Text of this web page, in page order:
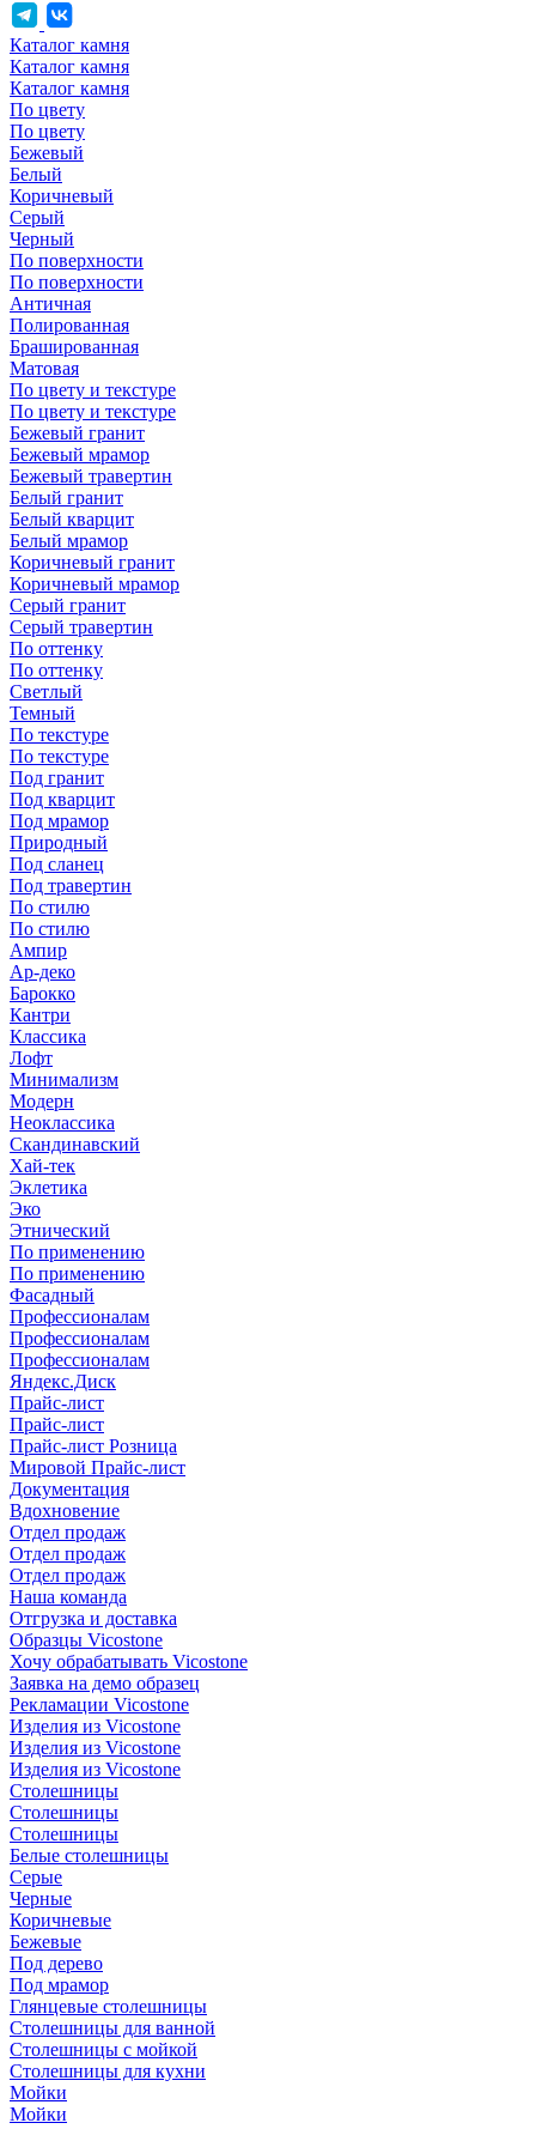
Каталог камня
Каталог камня
Каталог камня
По цвету
По цвету
Бежевый
Белый
Коричневый
Серый
Черный
По поверхности
По поверхности
Античная
Полированная
Брашированная
Матовая
По цвету и текстуре
По цвету и текстуре
Бежевый гранит
Бежевый мрамор
Бежевый травертин
Белый гранит
Белый кварцит
Белый мрамор
Коричневый гранит
Коричневый мрамор
Серый гранит
Серый травертин
По оттенку
По оттенку
Светлый
Темный
По текстуре
По текстуре
Под гранит
Под кварцит
Под мрамор
Природный
Под сланец
Под травертин
По стилю
По стилю
Ампир
Ар-деко
Барокко
Кантри
Классика
Лофт
Минимализм
Модерн
Неоклассика
Скандинавский
Хай-тек
Эклетика
Эко
Этнический
По применению
По применению
Фасадный
Профессионалам
Профессионалам
Профессионалам
Яндекс.Диск
Прайс-лист
Прайс-лист
Прайс-лист Розница
Мировой Прайс-лист
Документация
Вдохновение
Отдел продаж
Отдел продаж
Отдел продаж
Наша команда
Отгрузка и доставка
Образцы Vicostone
Хочу обрабатывать Vicostone
Заявка на демо образец
Рекламации Vicostone
Изделия из Vicostone
Изделия из Vicostone
Изделия из Vicostone
Столешницы
Столешницы
Столешницы
Белые столешницы
Серые
Черные
Коричневые
Бежевые
Под дерево
Под мрамор
Глянцевые столешницы
Столешницы для ванной
Столешницы с мойкой
Столешницы для кухни
Мойки
Мойки